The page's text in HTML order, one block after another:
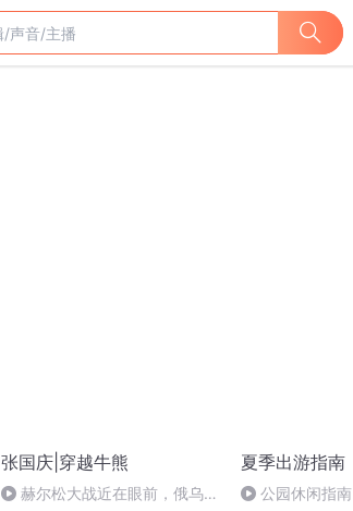
张国庆|穿越牛熊
赫尔松大战近在眼前，俄乌冲
夏季出游指南
公园休闲指南